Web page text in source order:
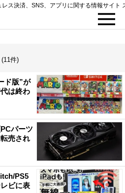
ス決済、SNS、アプリに関する情報サイト
(11件)
ド版”が
は終わ
パーツ
売され
PS5
ビに表